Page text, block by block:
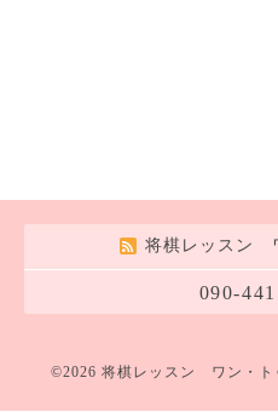
将棋レッスン
090-
©2026 将棋レッスン ワン・ト